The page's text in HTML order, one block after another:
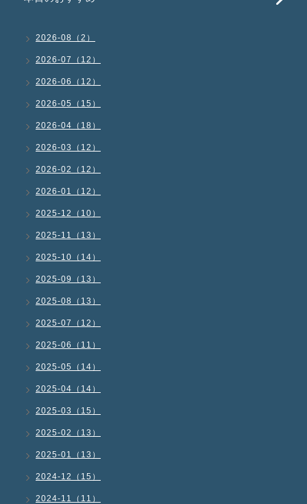
2026-08（2）
2026-07（12）
2026-06（12）
2026-05（15）
2026-04（18）
2026-03（12）
2026-02（12）
2026-01（12）
2025-12（10）
2025-11（13）
2025-10（14）
2025-09（13）
2025-08（13）
2025-07（12）
2025-06（11）
2025-05（14）
2025-04（14）
2025-03（15）
2025-02（13）
2025-01（13）
2024-12（15）
2024-11（11）